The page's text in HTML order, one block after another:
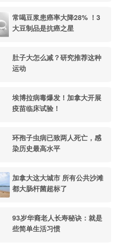
常喝豆浆患癌率大降28% ！3
大豆制品是抗癌之星
肚子大怎么减？研究推荐这种
运动
埃博拉病毒爆发！加拿大开展
疫苗临床试验！
环孢子虫病已致两人死亡，感
染历史最高水平
加拿大这大城市 所有公共沙滩
都大肠杆菌超标了
93岁华裔老人长寿秘诀：就是
些简单生活习惯